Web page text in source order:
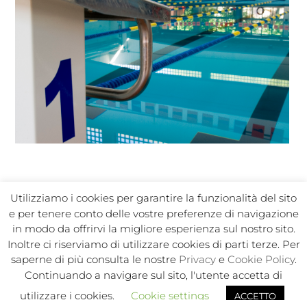
In Sport s.r.l. Societa Sportiva Dilettantistica | C.F./P.I.
02050250964 |
Privacy Contatti
Policy|Note legali| Regolamento| Politica ambientale
Utilizziamo i cookies per garantire la funzionalità del sito
e per tenere conto delle vostre preferenze di navigazione
in modo da offrirvi la migliore esperienza sul nostro sito.
Inoltre ci riserviamo di utilizzare cookies di parti terze. Per
saperne di più consulta le nostre Privacye Cookie Policy.
Continuando a navigare sul sito, l'utente accetta di
utilizzare i cookies.
Cookie settings ACCETTO